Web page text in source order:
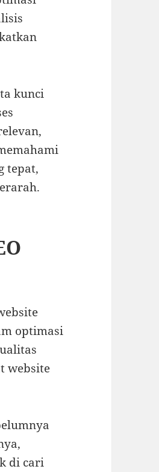
kunci
tepat,
optimasi
website
di cari